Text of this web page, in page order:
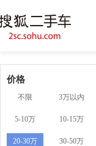
价格
不限 3万以内
5-10万 10-15万
20-30万 30-50万